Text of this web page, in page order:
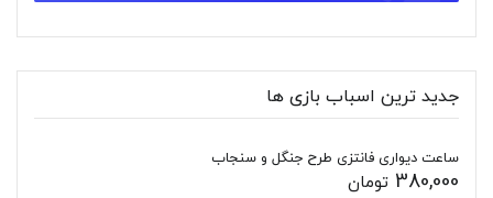
جدید ترین اسباب بازی ها
ساعت دیواری فانتزی طرح جنگل و سنجاب
380,000 تومان